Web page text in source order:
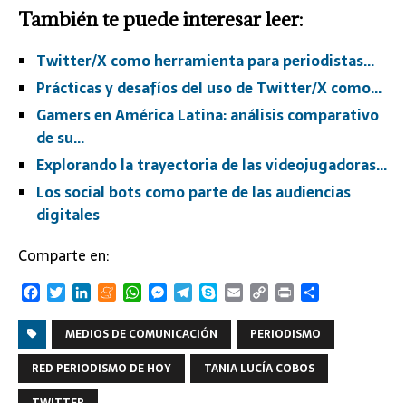
También te puede interesar leer:
Twitter/X como herramienta para periodistas…
Prácticas y desafíos del uso de Twitter/X como…
Gamers en América Latina: análisis comparativo
de su…
Explorando la trayectoria de las videojugadoras…
Los social bots como parte de las audiencias
digitales
Comparte en:
F
e
b
o
T
i
t
t
e
L
n
k
e
d
M
n
e
a
m
W
a
t
s
A
M
s
s
e
n
T
l
e
r
S
p
e
E
i
l
C
p
y
L
i
P
i
n
t
m
p
r
MEDIOS DE COMUNICACIÓN
PERIODISMO
RED PERIODISMO DE HOY
TANIA LUCÍA COBOS